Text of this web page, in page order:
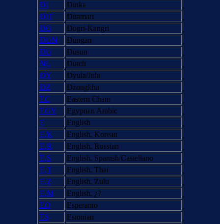
DI
Dinka
DIT
Ditamari
DO
Dogri-Kangri
DUN
Dungan
DU
Dusun
NL
Dutch
DY
Dyula/Jula
DZ
Dzongkha
EC
Eastern Cham
EGY
Egyptian Arabic
E
English
E,K
English, Korean
E,R
English, Russian
E,S
English, Spanish/Castellano
E,T
English, Thai
E,Z
English, Zulu
E,M
English, ¿?
EO
Esperanto
ES
Estonian